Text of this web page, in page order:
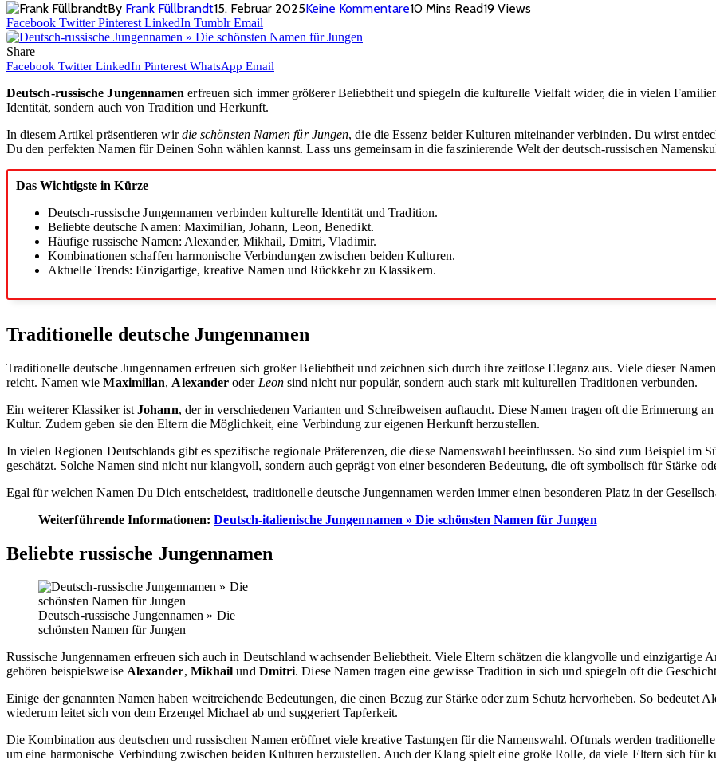
By Frank Füllbrandt15. Februar 2025Keine Kommentare10 Mins Read19 Views
Facebook Twitter Pinterest LinkedIn Tumblr Email
Share
Facebook Twitter LinkedIn Pinterest WhatsApp Email
Deutsch-russische Jungennamen erfreuen sich immer größerer Beliebtheit und spiegeln die kulturelle Vielfalt wider, die in vielen
Identität, sondern auch von Tradition und Herkunft.
In diesem Artikel präsentieren wirdie schönsten Namen für Jungen, die die Essenz beider Kulturen miteinander verbinden. Du wirst
Du den perfekten Namen für Deinen Sohn wählen kannst. Lass uns gemeinsam in die faszinierende Welt der deutsch-russischen
Das Wichtigste in Kürze
Deutsch-russische Jungennamen verbinden kulturelle Identität und Tradition.
Beliebte deutsche Namen: Maximilian, Johann, Leon, Benedikt.
Häufige russische Namen: Alexander, Mikhail, Dmitri, Vladimir.
Kombinationen schaffen harmonische Verbindungen zwischen beiden Kulturen.
Aktuelle Trends: Einzigartige, kreative Namen und Rückkehr zu Klassikern.
Traditionelle deutsche Jungennamen
Traditionelle deutsche Jungennamen erfreuen sich großer Beliebtheit und zeichnen sich durch ihre zeitlose Eleganz aus. Viele dieser
reicht. Namen wieMaximilian, Alexander oder Leonsind nicht nur populär, sondern auch stark mit kulturellen Traditionen verbunden.
Ein weiterer Klassiker istJohann, der in verschiedenen Varianten und Schreibweisen auftaucht. Diese Namen tragen oft die Erinnerung
Kultur. Zudem geben sie den Eltern die Möglichkeit, eine Verbindung zur eigenen Herkunft herzustellen.
In vielen Regionen Deutschlands gibt es spezifische regionale Präferenzen, die diese Namenswahl beeinflussen. So sind zum Beispiel im
geschätzt. Solche Namen sind nicht nur klangvoll, sondern auch geprägt von einer besonderen Bedeutung, die oft symbolisch für Stärke
Egal für welchen Namen Du Dich entscheidest, traditionelle deutsche Jungennamen werden immer einen besonderen Platz in der
Weiterführende Informationen:Deutsch-italienische Jungennamen » Die schönsten Namen für Jungen
Beliebte russische Jungennamen
Deutsch-russische Jungennamen » Die
schönsten Namen für Jungen
Russische Jungennamen erfreuen sich auch in Deutschland wachsender Beliebtheit. Viele Eltern schätzen die klangvolle und einzigartige
gehören beispielsweise Alexander, Mikhail und Dmitri. Diese Namen tragen eine gewisse Tradition in sich und spiegeln oft die
Einige der genannten Namen haben weitreichende Bedeutungen, die einen Bezug zur Stärke oder zum Schutz hervorheben. So bedeutet
wiederum leitet sich von dem Erzengel Michael ab und suggeriert Tapferkeit.
Die Kombination aus deutschen und russischen Namen eröffnet viele kreative Tastungen für die Namenswahl. Oftmals werden
um eine harmonische Verbindung zwischen beiden Kulturen herzustellen. Auch der Klang spielt eine große Rolle, da viele Eltern sich für